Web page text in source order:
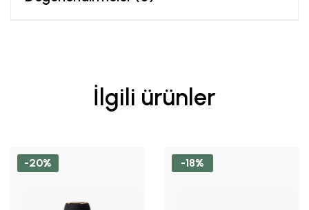
İlgili ürünler
-20% -18%